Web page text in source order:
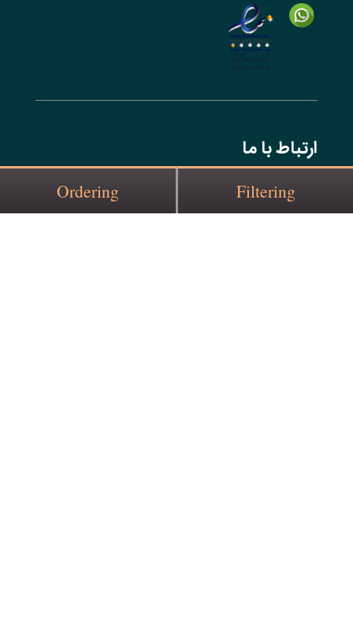
Filtering
Ordering
ارتباط با ما
آدرس:
خیابان عبدالرزاق کوچه شماره ۱۵